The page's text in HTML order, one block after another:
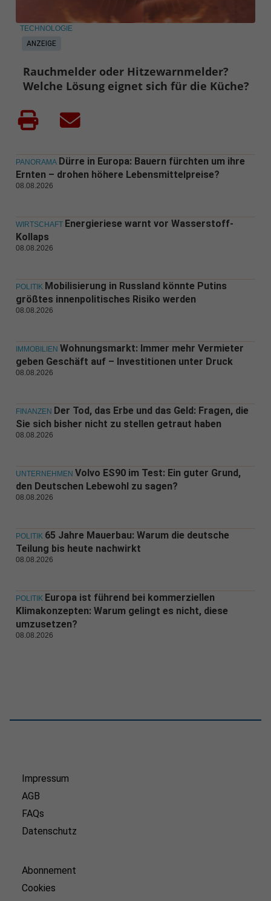
ANZEIGE
TECHNOLOGIE
Rauchmelder oder Hitzewarnmelder?
Welche Lösung eignet sich für die Küche?
PANORAMA Dürre in Europa: Bauern fürchten um ihre
Ernten – drohen höhere Lebensmittelpreise?
08.08.2026
WIRTSCHAFT Energieriese warnt vor Wasserstoff-
Kollaps
08.08.2026
POLITIK Mobilisierung in Russland könnte Putins
größtes innenpolitisches Risiko werden
08.08.2026
IMMOBILIEN Wohnungsmarkt: Immer mehr Vermieter
geben Geschäft auf – Investitionen unter Druck
08.08.2026
FINANZEN Der Tod, das Erbe und das Geld: Fragen, die
Sie sich bisher nicht zu stellen getraut haben
08.08.2026
UNTERNEHMEN Volvo ES90 im Test: Ein guter Grund,
den Deutschen Lebewohl zu sagen?
08.08.2026
POLITIK 65 Jahre Mauerbau: Warum die deutsche
Teilung bis heute nachwirkt
08.08.2026
POLITIK Europa ist führend bei kommerziellen
Klimakonzepten: Warum gelingt es nicht, diese
umzusetzen?
08.08.2026
Impressum
AGB
FAQs
Datenschutz
Abonnement
Cookies